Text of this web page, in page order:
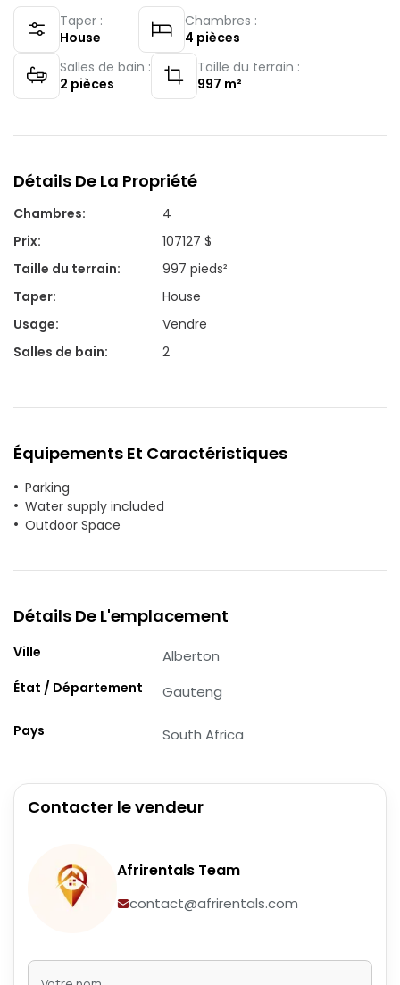
Taper :
House
Chambres :
4 pièces
Salles de bain :
2 pièces
Taille du terrain :
997 m²
Détails De La Propriété
Chambres:
4
Prix:
107127 $
Taille du terrain:
997 pieds²
Taper:
House
Usage:
Vendre
Salles de bain: 2
Équipements Et Caractéristiques
Parking
Water supply included
Outdoor Space
Détails De L'emplacement
Ville Alberton
État / Département Gauteng
Pays South Africa
Contacter le vendeur
Afrirentals Team
contact@afrirentals.com